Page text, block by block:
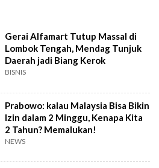
Gerai Alfamart Tutup Massal di
Lombok Tengah, Mendag Tunjuk
Daerah jadi Biang Kerok
BISNIS
Prabowo: kalau Malaysia Bisa Bikin
Izin dalam 2 Minggu, Kenapa Kita
2 Tahun? Memalukan!
NEWS